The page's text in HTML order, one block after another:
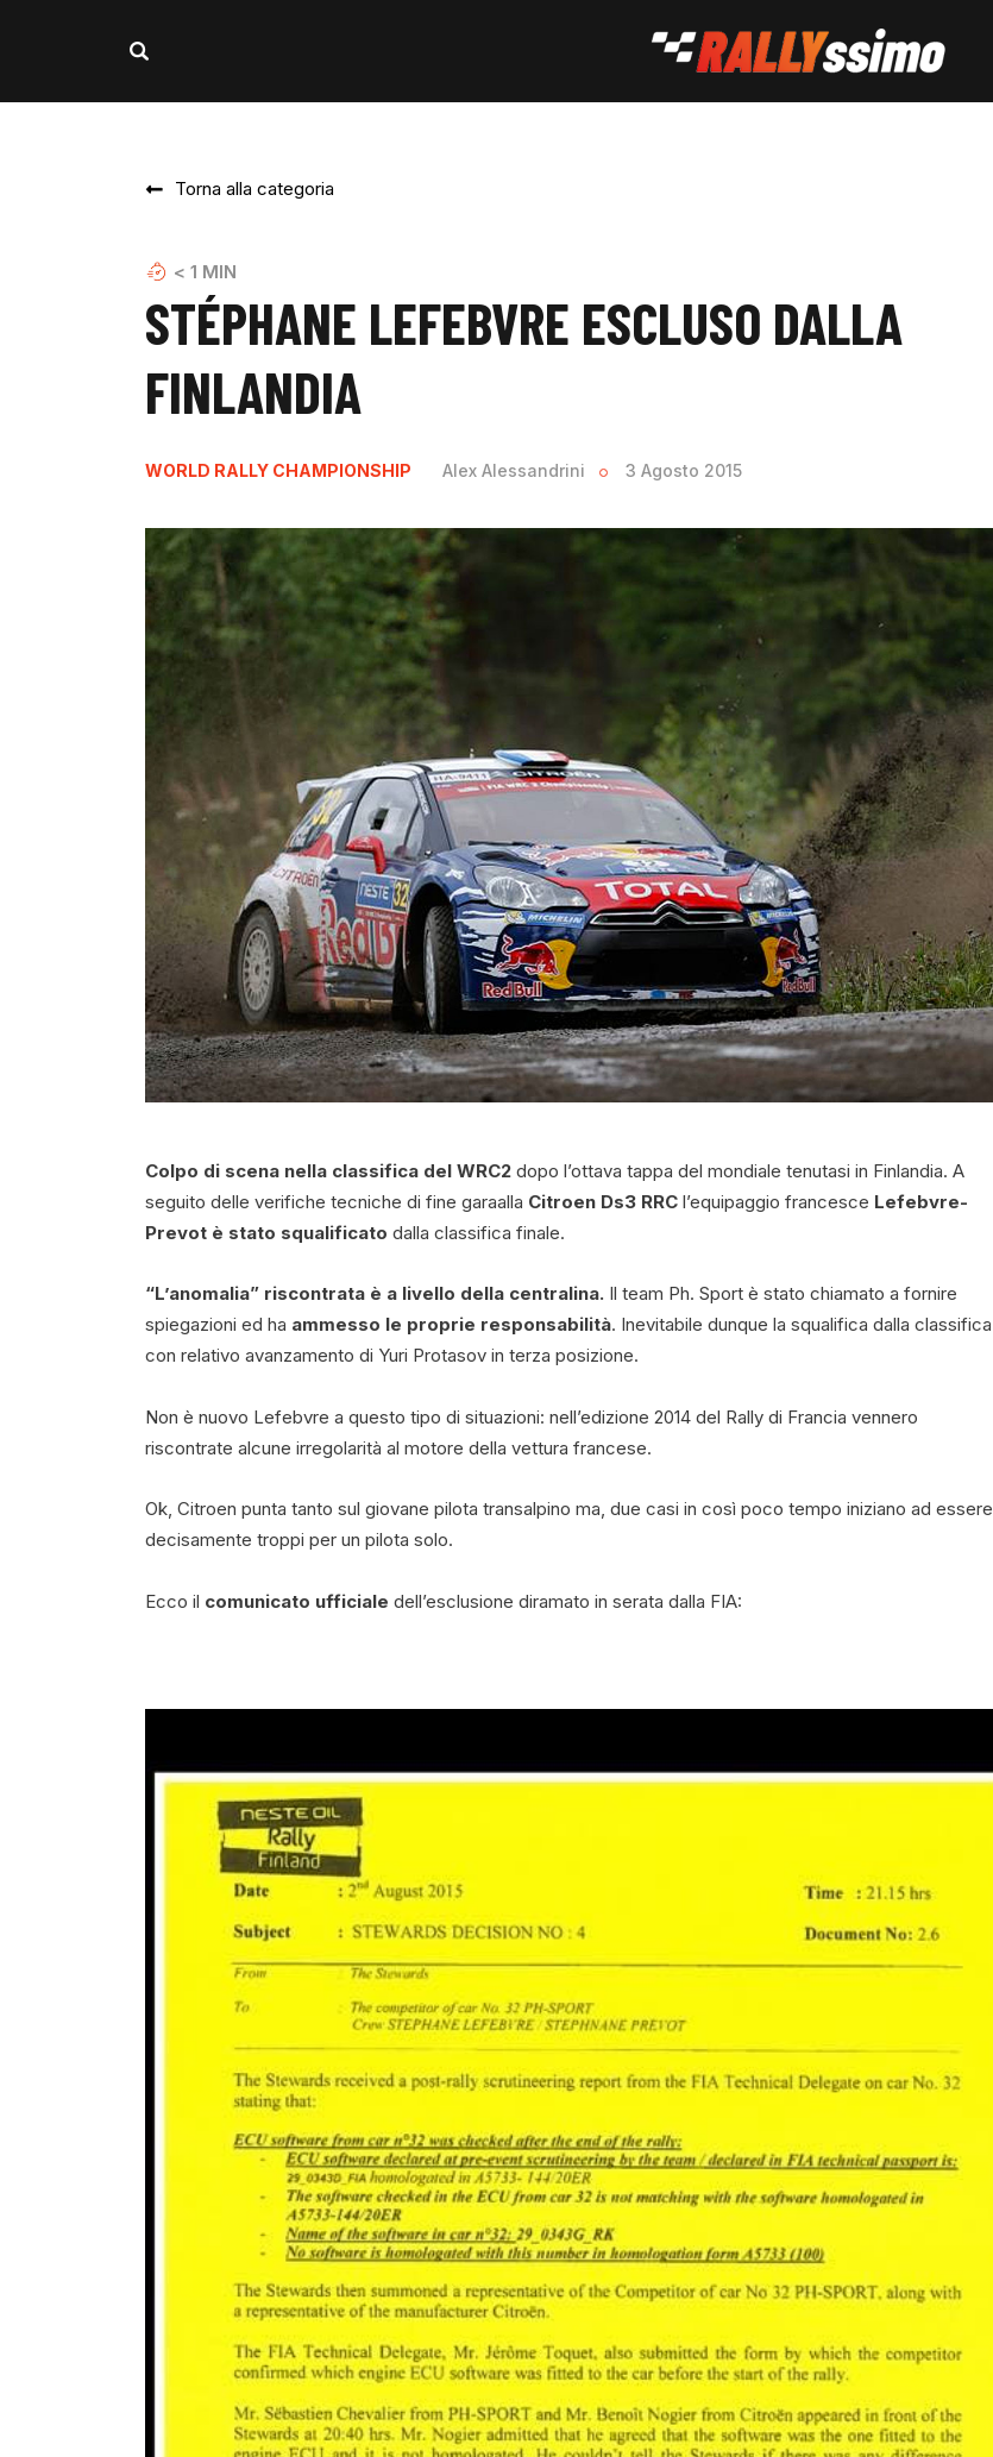
Torna alla categoria
< 1 MIN
STÉPHANE LEFEBVRE ESCLUSO DALLA
FINLANDIA
WORLD RALLY CHAMPIONSHIP Alex Alessandrini 3 Agosto 2015
Colpo di scena nella classifica del WRC2 dopo l’ottava tappa del mondiale tenutasi in Finlandia. A
seguito delle verifiche tecniche di fine garaalla Citroen Ds3 RRC l’equipaggio francesce Lefebvre-
Prevot è stato squalificato dalla classifica finale.
“L’anomalia” riscontrata è a livello della centralina. Il team Ph. Sport è stato chiamato a fornire
spiegazioni ed ha ammesso le proprie responsabilità. Inevitabile dunque la squalifica dalla classifica
con relativo avanzamento di Yuri Protasov in terza posizione.
Non è nuovo Lefebvre a questo tipo di situazioni: nell’edizione 2014 del Rally di Francia vennero
riscontrate alcune irregolarità al motore della vettura francese.
Ok, Citroen punta tanto sul giovane pilota transalpino ma, due casi in così poco tempo iniziano ad essere
decisamente troppi per un pilota solo.
Ecco il comunicato ufficiale dell’esclusione diramato in serata dalla FIA: